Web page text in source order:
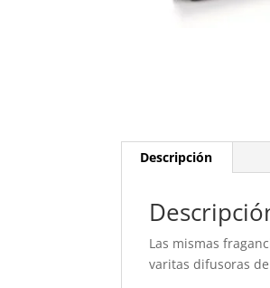
Descripción
Las mismas
varitas difusoras